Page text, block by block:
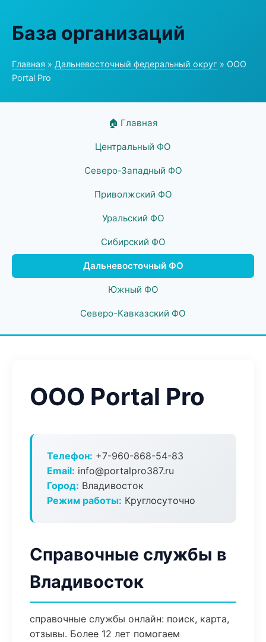
База организаций
Главная » Дальневосточный федеральный округ » ООО
Portal Pro
🏠 Главная
Центральный ФО
Северо-Западный ФО
Приволжский ФО
Уральский ФО
Сибирский ФО
Дальневосточный ФО
Южный ФО
Северо-Кавказский ФО
ООО Portal Pro
Телефон: +7-960-868-54-83
Email: info@portalpro387.ru
Город: Владивосток
Режим работы: Круглосуточно
Справочные службы в
Владивосток
справочные службы онлайн: поиск, карта,
отзывы. Более 12 лет помогаем